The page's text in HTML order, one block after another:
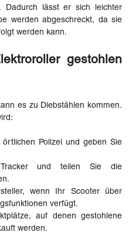
Dadurch lässt er sich leichter
werden abgeschreckt, da sie
werden kann.
gestohlen
es zu Diebstählen kommen.
Polizei und geben Sie
und teilen Sie die
wenn Ihr Scooter über
verfügt.
auf denen gestohlene
werden.